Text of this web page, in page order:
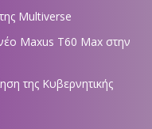
Multiverse
Maxus T60 Max στην
της Κυβερνητικής